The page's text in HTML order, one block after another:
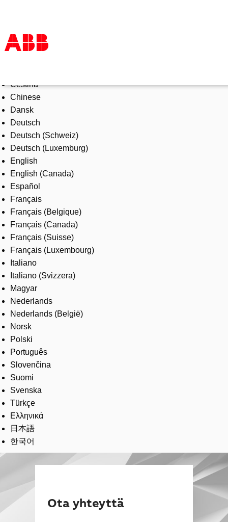
Tuotteet ja järjestelmät
Toimialat
Palvelut
ABB lyhyesti
Mistä ostaa
Ota yhteyttä
ABB-uralle
Čeština
Chinese
Dansk
Deutsch
Deutsch (Schweiz)
Deutsch (Luxemburg)
English
English (Canada)
Español
Français
Français (Belgique)
Français (Canada)
Français (Suisse)
Français (Luxembourg)
Italiano
Italiano (Svizzera)
Magyar
Nederlands
Nederlands (België)
Norsk
Polski
Português
Slovenčina
Suomi
Svenska
Türkçe
Ελληνικά
日本語
한국어
Ota yhteyttä